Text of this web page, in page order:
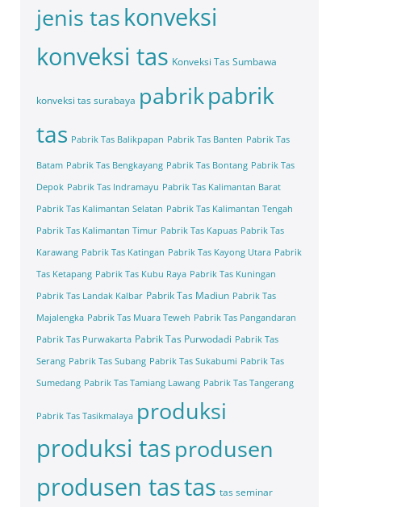
jenis taskonveksi
konveksi tas Konveksi Tas Sumbawa
konveksi tas surabaya pabrikpabrik
tas Pabrik Tas Balikpapan Pabrik Tas Banten Pabrik Tas
Batam Pabrik Tas Bengkayang Pabrik Tas Bontang Pabrik Tas
Depok Pabrik Tas Indramayu Pabrik Tas Kalimantan Barat
Pabrik Tas Kalimantan Selatan Pabrik Tas Kalimantan Tengah
Pabrik Tas Kalimantan Timur Pabrik Tas Kapuas Pabrik Tas
Karawang Pabrik Tas Katingan Pabrik Tas Kayong Utara Pabrik
Tas Ketapang Pabrik Tas Kubu Raya Pabrik Tas Kuningan
Pabrik Tas Landak Kalbar Pabrik Tas Madiun Pabrik Tas
Majalengka Pabrik Tas Muara Teweh Pabrik Tas Pangandaran
Pabrik Tas Purwakarta Pabrik Tas Purwodadi Pabrik Tas
Serang Pabrik Tas Subang Pabrik Tas Sukabumi Pabrik Tas
Sumedang Pabrik Tas Tamiang Lawang Pabrik Tas Tangerang
Pabrik Tas Tasikmalaya produksi
produksi tasprodusen
produsen tastas tas seminar